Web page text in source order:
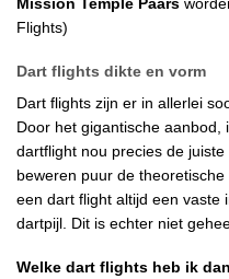
Flights)
Dart flights dikte en vorm
Dart flights zijn er in allerlei
Door het gigantische aanbod,
dartflight nou precies de
beweren puur de
een dart flight altijd een vaste
dartpijl. Dit is echter niet
Welke dart flights heb ik